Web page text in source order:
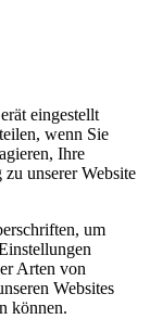
eingestellt
wenn Sie
Ihre
unserer Website
um
Arten von
Websites
können.